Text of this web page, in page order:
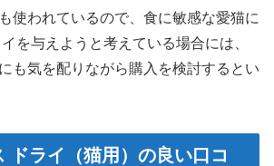
使われているので、食に敏感な愛猫に
を与えようと考えている場合には、
も気を配りながら購入を検討するとい
ドライ（猫用）の良い口コ